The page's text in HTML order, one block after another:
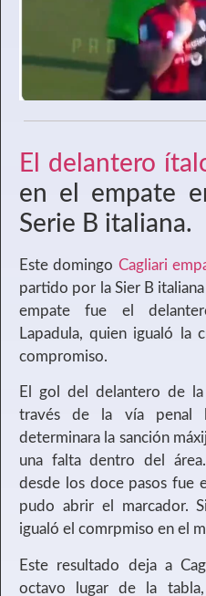
El delantero
en el empate
Serie B italiana.
Este domingo Cagliari
partido por la Sier B
empate fue el
Lapadula, quien igualó la
compromiso.
El gol del delantero de la
través de la vía penal
determinara la sanción
una falta dentro del
desde los doce pasos fue
pudo abrir el marcador.
igualó el comrpmiso en el
Este resultado deja a
octavo lugar de la